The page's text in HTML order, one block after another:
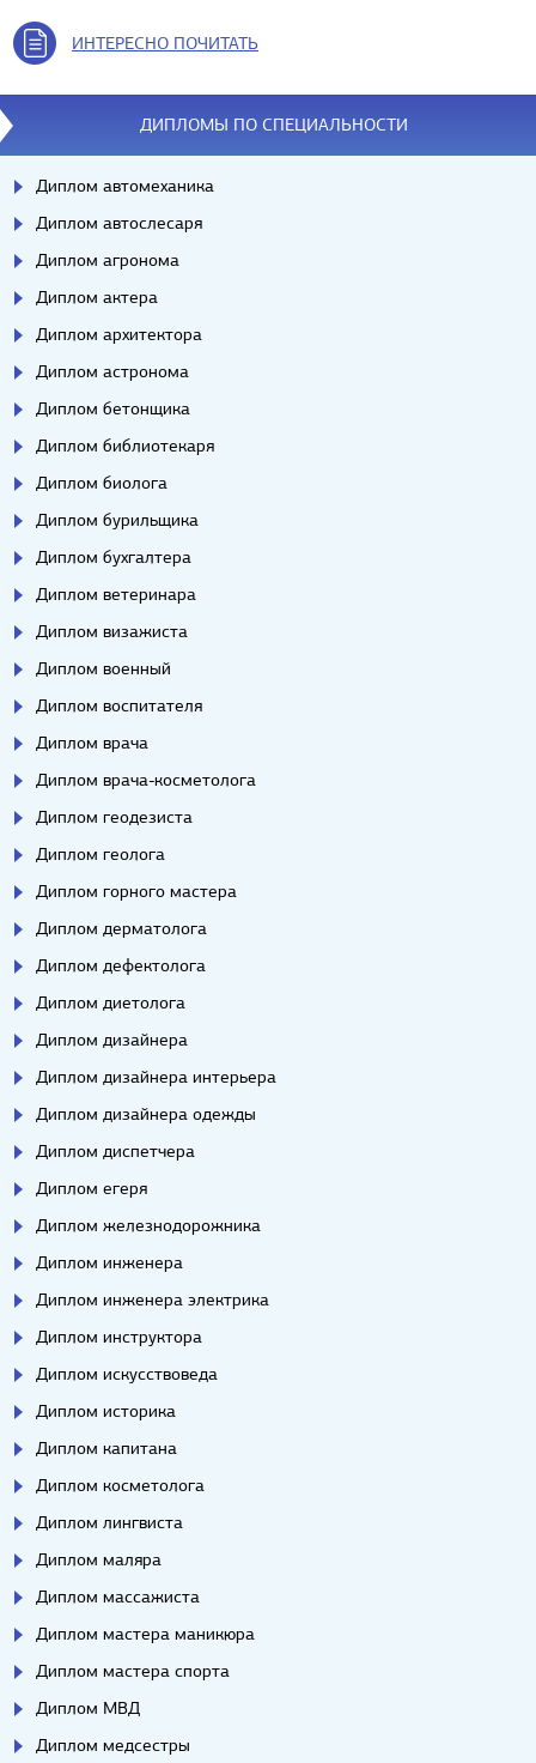
ИНТЕРЕСНО ПОЧИТАТЬ
ДИПЛОМЫ ПО СПЕЦИАЛЬНОСТИ
Диплом автомеханика
Диплом автослесаря
Диплом агронома
Диплом актера
Диплом архитектора
Диплом астронома
Диплом бетонщика
Диплом библиотекаря
Диплом биолога
Диплом бурильщика
Диплом бухгалтера
Диплом ветеринара
Диплом визажиста
Диплом военный
Диплом воспитателя
Диплом врача
Диплом врача-косметолога
Диплом геодезиста
Диплом геолога
Диплом горного мастера
Диплом дерматолога
Диплом дефектолога
Диплом диетолога
Диплом дизайнера
Диплом дизайнера интерьера
Диплом дизайнера одежды
Диплом диспетчера
Диплом егеря
Диплом железнодорожника
Диплом инженера
Диплом инженера электрика
Диплом инструктора
Диплом искусствоведа
Диплом историка
Диплом капитана
Диплом косметолога
Диплом лингвиста
Диплом маляра
Диплом массажиста
Диплом мастера маникюра
Диплом мастера спорта
Диплом МВД
Диплом медсестры